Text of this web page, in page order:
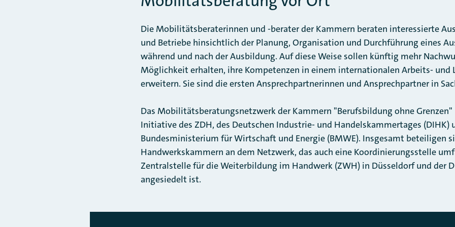
Die Mobilitätsberaterinnen und -berater der Kammern beraten interessierte
und Betriebe hinsichtlich der Planung, Organisation und Durchführung eines
während und nach der Ausbildung. Auf diese Weise sollen künftig mehr
Möglichkeit erhalten, ihre Kompetenzen in einem internationalen Arbeits- und
erweitern. Sie sind die ersten Ansprechpartnerinnen und Ansprechpartner in
Das Mobilitätsberatungsnetzwerk der Kammern "Berufsbildung ohne
Initiative des ZDH, des Deutschen Industrie- und Handelskammertages (DIHK)
Bundesministerium für Wirtschaft und Energie (BMWE). Insgesamt beteiligen
Handwerkskammern an dem Netzwerk, das auch eine Koordinierungsstelle
Zentralstelle für die Weiterbildung im Handwerk (ZWH) in Düsseldorf und der
angesiedelt ist.